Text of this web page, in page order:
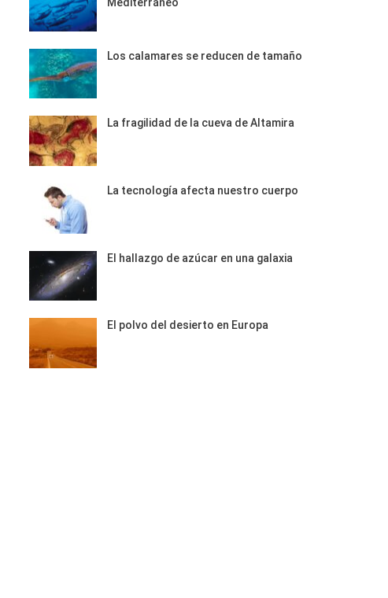
Los calamares se reducen de tamaño
La fragilidad de la cueva de Altamira
La tecnología afecta nuestro cuerpo
El hallazgo de azúcar en una galaxia
El polvo del desierto en Europa